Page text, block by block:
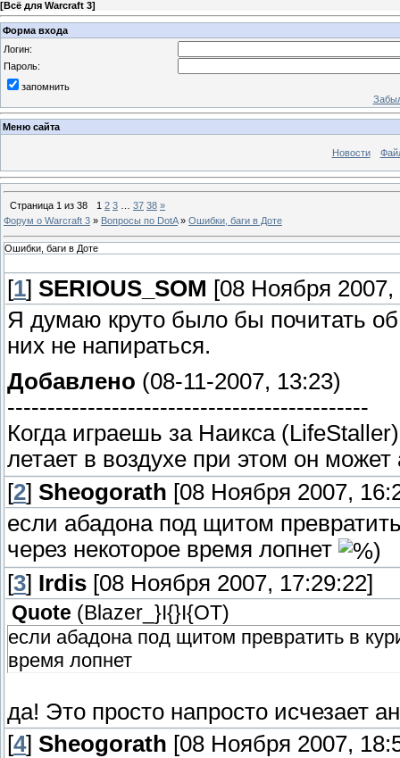
[Всё для Warcraft 3]
Форма входа
Логин:
Пароль:
запомнить
Меню сайта
Новости
Страница 1 из 38 1 2 3 37 38 »
Форум о Warcraft 3 » Вопросы по DotA » Ошибки, баги в Доте
Ошибки, баги в Доте
[1] SERIOUS_SOM [08 Ноября 2007,
Я думаю круто было бы почитать
них не напираться.
Добавлено (08-11-2007, 13:23)
---------------------------------------------
Когда играешь за Наикса
летает в воздухе при этом он может
[2] Sheogorath [08 Ноября 2007,
если абадона под щитом
через некоторое время лопнет
[3] Irdis [08 Ноября 2007, 17:29:22]
Quote ( Blazer_}I{}I{OT)
если абадона под щитом превратить в
время лопнет
да! Это просто напросто исчезает
[4] Sheogorath [08 Ноября 2007,